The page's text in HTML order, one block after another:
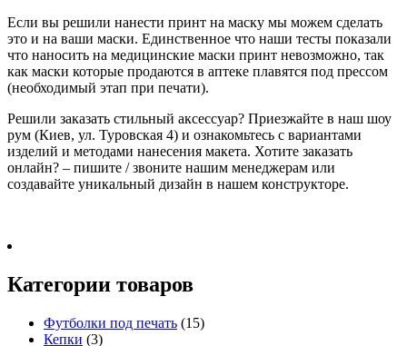
Если вы решили нанести принт на маску мы можем сделать
это и на ваши маски. Единственное что наши тесты показали
что наносить на медицинские маски принт невозможно, так
как маски которые продаются в аптеке плавятся под прессом
(необходимый этап при печати).
Решили заказать стильный аксессуар? Приезжайте в наш шоу
рум (Киев, ул. Туровская 4) и ознакомьтесь с вариантами
изделий и методами нанесения макета. Хотите заказать
онлайн? – пишите / звоните нашим менеджерам или
создавайте уникальный дизайн в нашем конструкторе.
Категории товаров
Футболки под печать (15)
Кепки (3)